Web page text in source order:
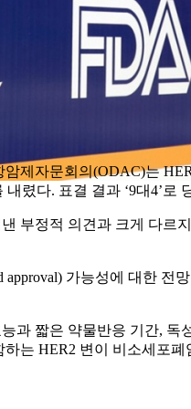
제자문회의(ODAC)는
내렸다. 표결 결과 ‘9대4’
부정적 의견과 크게 다
가능성에 대한
짧은 약물반응 기간, 독
HER2 변이 비소세포폐